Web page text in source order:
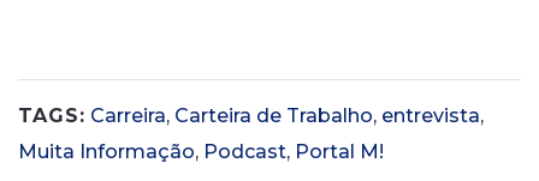
TAGS: Carreira, Carteira de Trabalho, entrevista,
Muita Informação, Podcast, Portal M!